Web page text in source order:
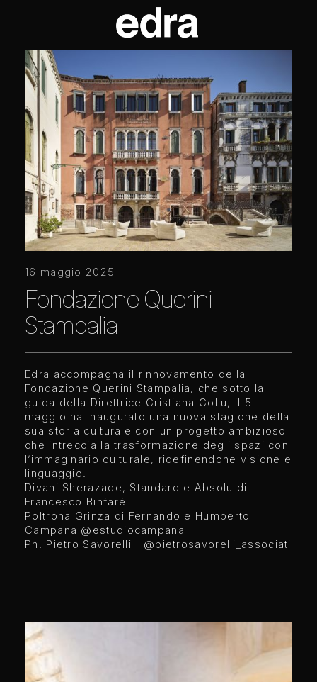
16 maggio 2025
Fondazione Querini
Stampalia
Edra accompagna il rinnovamento della
Fondazione Querini Stampalia, che sotto la
guida della Direttrice Cristiana Collu, il 5
maggio ha inaugurato una nuova stagione della
sua storia culturale con un progetto ambizioso
che intreccia la trasformazione degli spazi con
l’immaginario culturale, ridefinendone visione e
linguaggio.
Divani Sherazade, Standard e Absolu di
Francesco Binfaré
Poltrona Grinza di Fernando e Humberto
Campana @estudiocampana
Ph. Pietro Savorelli | @pietrosavorelli_associati